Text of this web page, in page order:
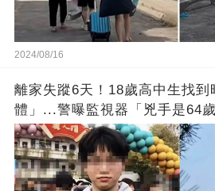
2024/08/16
離家失蹤6天！18歲高中生找到
體」...警曝監視器「兇手是64歲